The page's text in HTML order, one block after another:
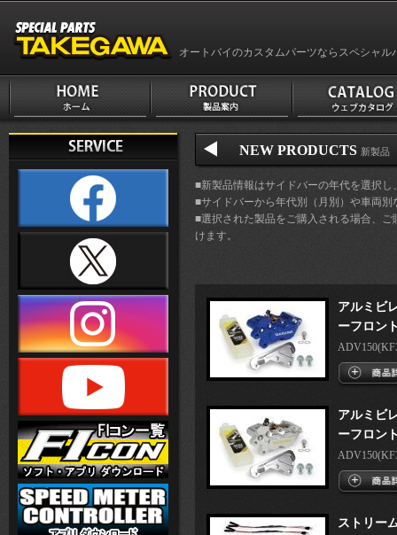
オートバイのカスタムパーツならスペシャル
NEW PRODUCTS 新製品
■新製品情報はサイドバーの年代を選択
■サイドバーから年代別（月別）や車両
■選択された製品をご購入される場合、
けます。
アルミビ
ーフロン
アルミビ
ーフロン
ストリー